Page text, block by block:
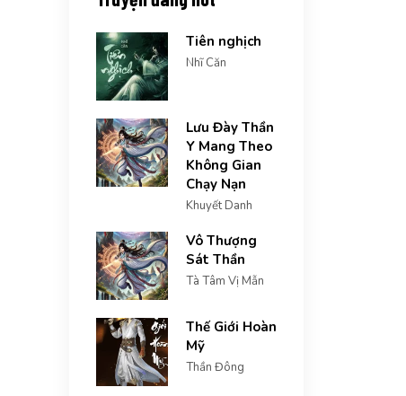
Tiên nghịch
Nhĩ Căn
Lưu Đày Thần
Y Mang Theo
Không Gian
Chạy Nạn
Khuyết Danh
Vô Thượng
Sát Thần
Tà Tâm Vị Mẫn
Thế Giới Hoàn
Mỹ
Thần Đông